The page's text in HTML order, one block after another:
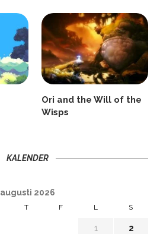
Ori and the Will of the
Wisps
KALENDER
augusti 2026
T F L S
1
2